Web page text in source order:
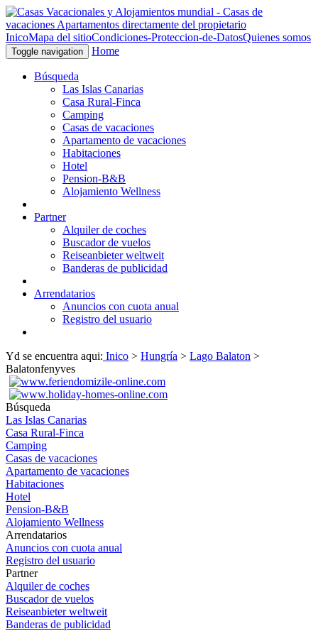
InicoMapa del sitioCondiciones-Proteccion-de-DatosQuienes somos
Toggle navigation Home
Búsqueda
Las Islas Canarias
Casa Rural-Finca
Camping
Casas de vacaciones
Apartamento de vacaciones
Habitaciones
Hotel
Pension-B&B
Alojamiento Wellness
Partner
Alquiler de coches
Buscador de vuelos
Reiseanbieter weltweit
Banderas de publicidad
Arrendatarios
Anuncios con cuota anual
Registro del usuario
Yd se encuentra aqui: Inico > Hungría > Lago Balaton >
Balatonfenyves
Búsqueda
Las Islas Canarias
Casa Rural-Finca
Camping
Casas de vacaciones
Apartamento de vacaciones
Habitaciones
Hotel
Pension-B&B
Alojamiento Wellness
Arrendatarios
Anuncios con cuota anual
Registro del usuario
Partner
Alquiler de coches
Buscador de vuelos
Reiseanbieter weltweit
Banderas de publicidad